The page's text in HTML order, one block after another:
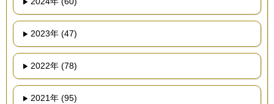
2023年 (47)
2022年 (78)
2021年 (95)